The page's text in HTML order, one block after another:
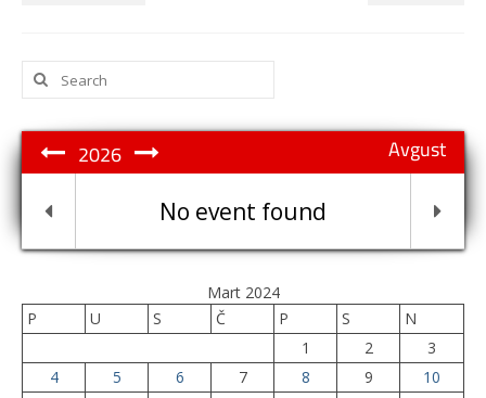
Search
for:
Avgust
2026
No event found
Mart 2024
P
U S Č P S
N
1
2
3
4
5 6 7 8 9
10